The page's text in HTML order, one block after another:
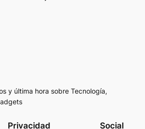
y última hora sobre Tecnología,
Privacidad Social